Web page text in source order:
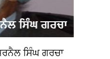
ਸਿੰਘ ਗਰਚਾ